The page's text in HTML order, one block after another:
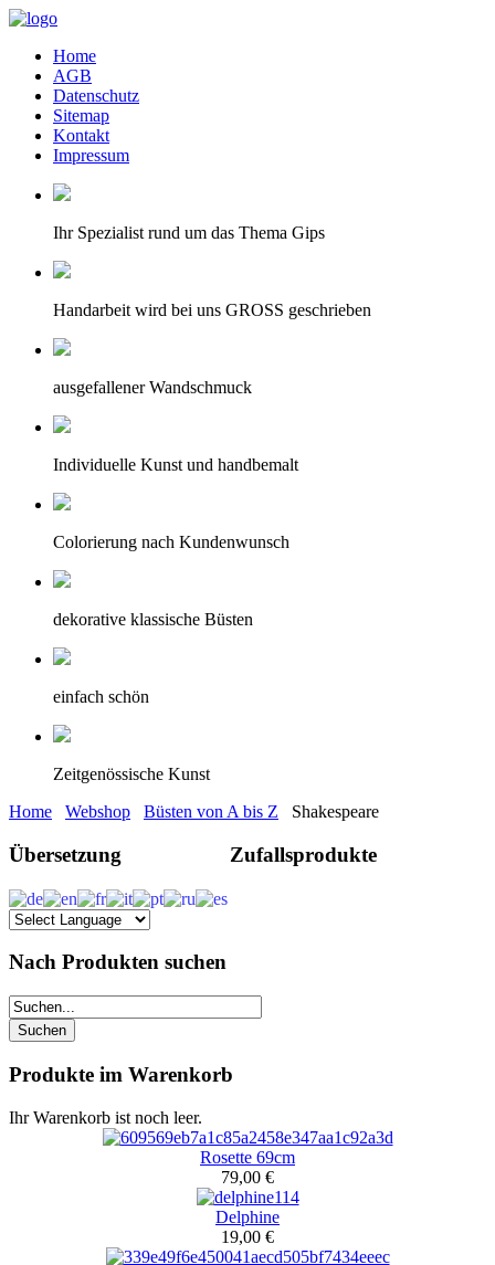
Home
AGB
Datenschutz
Sitemap
Kontakt
Impressum
Ihr Spezialist rund um das Thema Gips
Handarbeit wird bei uns GROSS geschrieben
ausgefallener Wandschmuck
Individuelle Kunst und handbemalt
Colorierung nach Kundenwunsch
dekorative klassische Büsten
einfach schön
Zeitgenössische Kunst
Home
Webshop Büsten von A bis Z Shakespeare
Übersetzung
Nach Produkten suchen
Produkte im Warenkorb
Ihr Warenkorb ist noch leer.
Zufallsprodukte
Rosette 69cm
79,00 €
Delphine
19,00 €